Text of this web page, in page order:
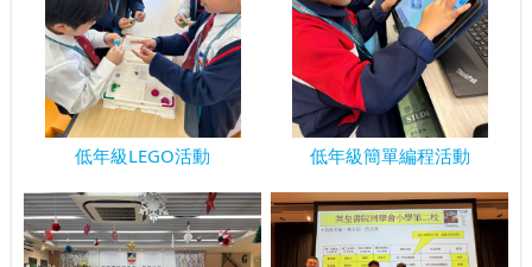
低年級LEGO活動 低年級簡單編程活動